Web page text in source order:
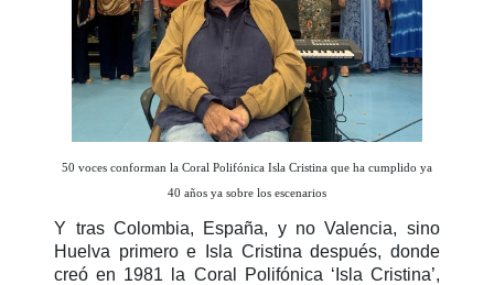
50 voces conforman la Coral Polifónica Isla Cristina que ha cumplido ya
40 años ya sobre los escenarios
Y tras Colombia, España, y no Valencia, sino
Huelva primero e Isla Cristina después, donde
creó en 1981 la Coral Polifónica ‘Isla Cristina’,